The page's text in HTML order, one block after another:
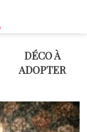
DÉCO À
ADOPTER